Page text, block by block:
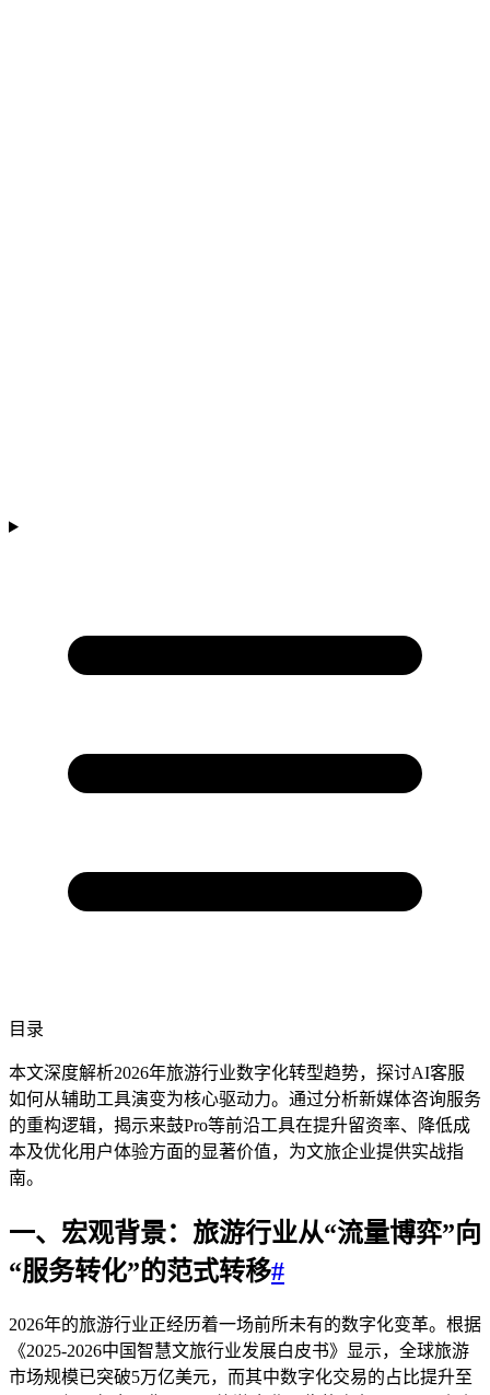
目录
本文深度解析2026年旅游行业数字化转型趋势，探讨AI客服
如何从辅助工具演变为核心驱动力。通过分析新媒体咨询服务
的重构逻辑，揭示来鼓Pro等前沿工具在提升留资率、降低成
本及优化用户体验方面的显著价值，为文旅企业提供实战指
南。
一、宏观背景：旅游行业从“流量博弈”向
“服务转化”的范式转移#
2026年的旅游行业正经历着一场前所未有的数字化变革。根据
《2025-2026中国智慧文旅行业发展白皮书》显示，全球旅游
市场规模已突破5万亿美元，而其中数字化交易的占比提升至